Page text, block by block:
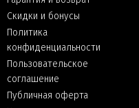
Скидки и бонусы
Политика
конфиденциальности
Пользовательское
соглашение
Публичная оферта